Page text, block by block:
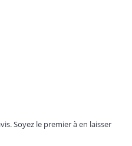
Soyez le premier à en laisser